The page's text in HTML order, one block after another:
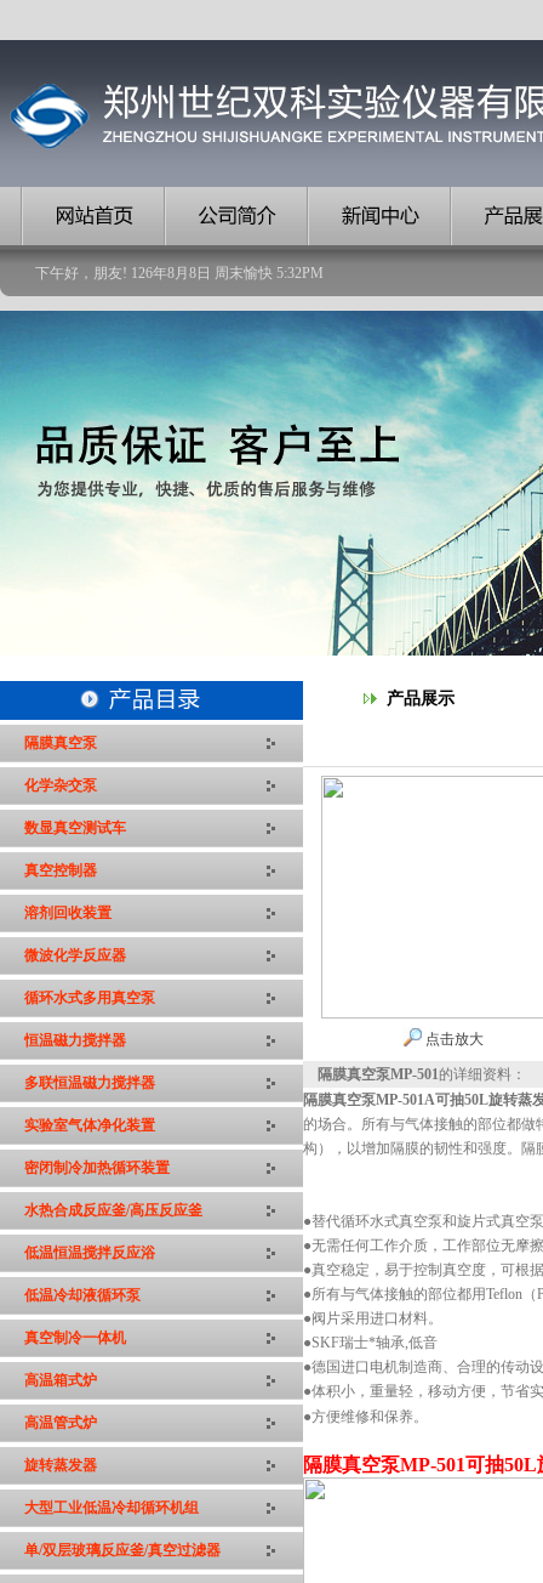
下午好，朋友! 126年8月 8 日 周末愉快 5:32PM
隔膜真空泵
化学杂交泵
数显真空测试车
真空控制器
溶剂回收装置
微波化学反应器
循环水式多用真空泵
恒温磁力搅拌器
多联恒温磁力搅拌器
实验室气体净化装置
密闭制冷加热循环装置
水热合成反应釜/高压反应釜
低温恒温搅拌反应浴
低温冷却液循环泵
真空制冷一体机
高温箱式炉
高温管式炉
旋转蒸发器
大型工业低温冷却循环机组
单/双层玻璃反应釜/真空过滤器
产品展示
点击放大
隔膜真空泵MP-501的详细资料：
隔膜真空泵MP-501A可抽50L旋转蒸
的场合。所有与气体接触的部位都
构），以增加隔膜的韧性和强度。
●替代循环水式真空泵和旋片式真空
●无需任何工作介质，工作部位无摩
●真空稳定，易于控制真空度，可根
●所有与气体接触的部位都用Teflon
●阀片采用进口材料。
●SKF瑞士*轴承,低音
●德国进口电机制造商、合理的传动
●体积小，重量轻，移动方便，节省
●方便维修和保养。
隔膜真空泵MP-501可抽50L